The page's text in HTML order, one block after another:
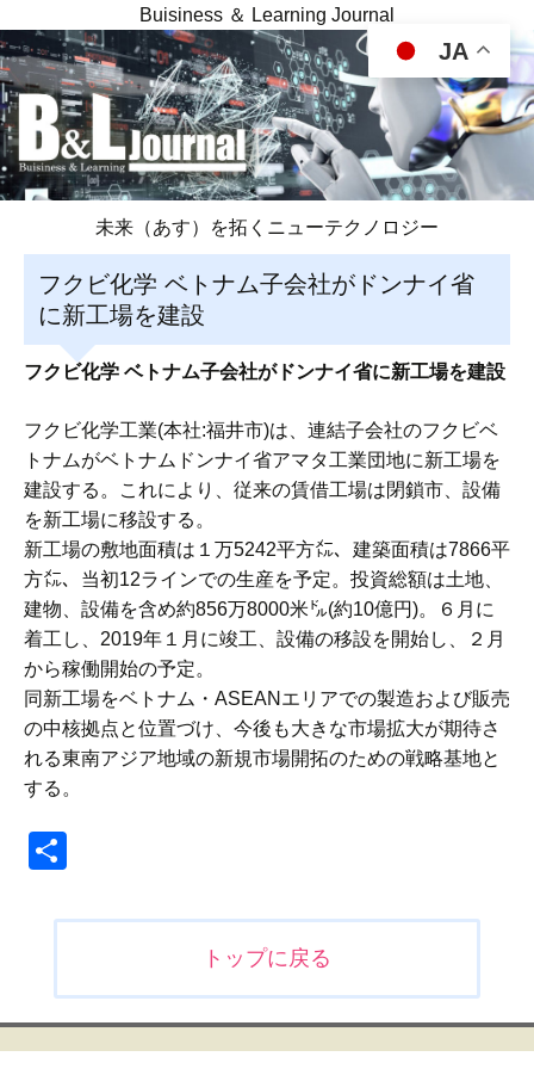
Buisiness ＆ Learning Journal
未来（あす）を拓くニューテクノロジー
フクビ化学 ベトナム子会社がドンナイ省
に新工場を建設
フクビ化学 ベトナム子会社がドンナイ省に新工場を建設
フクビ化学工業(本社:福井市)は、連結子会社のフクビベ
トナムがベトナムドンナイ省アマタ工業団地に新工場を
建設する。これにより、従来の賃借工場は閉鎖市、設備
を新工場に移設する。
新工場の敷地面積は１万5242平方㍍、建築面積は7866平
方㍍、当初12ラインでの生産を予定。投資総額は土地、
建物、設備を含め約856万8000米㌦(約10億円)。６月に
着工し、2019年１月に竣工、設備の移設を開始し、２月
から稼働開始の予定。
同新工場をベトナム・ASEANエリアでの製造および販売
の中核拠点と位置づけ、今後も大きな市場拡大が期待さ
れる東南アジア地域の新規市場開拓のための戦略基地と
する。
ビ
ゲ
トップに戻る
JA